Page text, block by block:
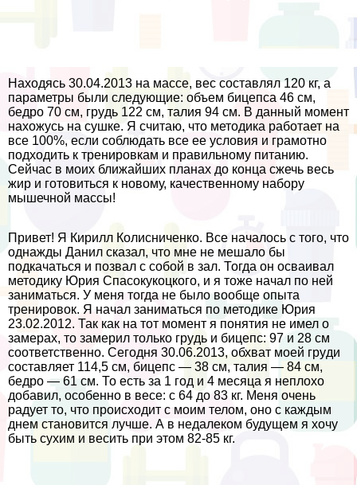
Находясь 30.04.2013 на массе, вес составлял 120 кг, а
параметры были следующие: объем бицепса 46 см,
бедро 70 см, гpyдь 122 см, талия 94 см. В данный момент
нахожусь на сушке. Я считаю, что методика работает на
все 100%, если соблюдать все ее условия и грамотно
подходить к тренировкам и правильному питанию.
Сейчас в моих ближайших планах до конца сжечь весь
жир и готовиться к новому, качественному набору
мышечной массы!
Привет! Я Кирилл Колисниченко. Все началось с того, что
однажды Данил сказал, что мне не мешало бы
подкачаться и позвал с собой в зал. Тогда он осваивал
методику Юрия Спасокукоцкого, и я тоже начал по ней
заниматься. У меня тогда не было вообще опыта
тренировок. Я начал заниматься по методике Юрия
23.02.2012. Так как на тот момент я понятия не имел о
замерах, то замерил только гpyдь и бицепс: 97 и 28 см
соответственно. Сегодня 30.06.2013, обхват моей гpyди
составляет 114,5 см, бицепс — 38 см, талия — 84 см,
бедро — 61 см. То есть за 1 год и 4 месяца я неплохо
добавил, особенно в весе: с 64 до 83 кг. Меня очень
радует то, что происходит с моим телом, оно с каждым
днем становится лучше. А в недалеком будущем я хочу
быть сухим и весить при этом 82-85 кг.